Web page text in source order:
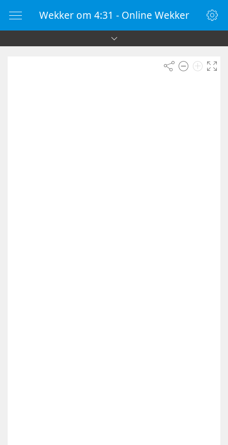
Wekker om 4:31 - Online Wekker